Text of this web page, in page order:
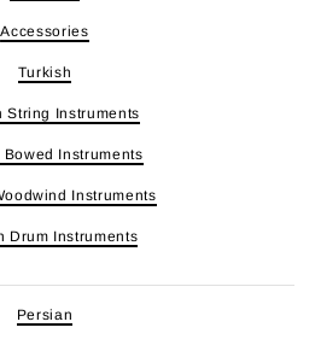
Accessories
Turkish
String Instruments
Bowed Instruments
Instruments
Drum Instruments
Persian